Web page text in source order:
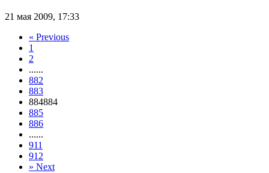
21 мая 2009, 17:33
« Previous
1
2
......
882
883
884884
885
886
......
911
912
» Next